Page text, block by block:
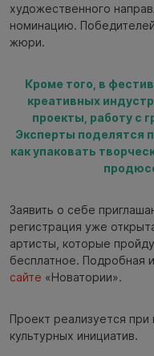
художественного
номинацию.
жюри.
Кроме того, в
креативных
проекты, работу с
Эксперты поделятся
как упаковать
Заявить о себе
регистрация уже
артисты, которые
бесплатное. Подробная
сайте «Новатории».
Проект реализуется
культурных инициатив.